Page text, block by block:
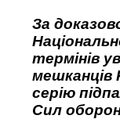
За
термінів
мешканців
серію
Сил